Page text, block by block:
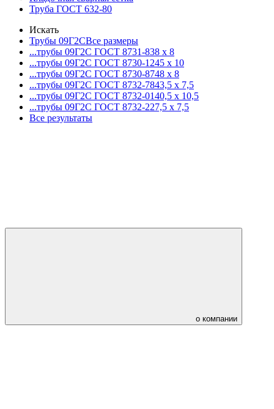
Труба ГОСТ 632-80
Искать
Трубы 09Г2СВсе размеры
...трубы 09Г2С ГОСТ 8731-838 x 8
...трубы 09Г2С ГОСТ 8730-1245 x 10
...трубы 09Г2С ГОСТ 8730-8748 x 8
...трубы 09Г2С ГОСТ 8732-7843,5 x 7,5
...трубы 09Г2С ГОСТ 8732-0140,5 x 10,5
...трубы 09Г2С ГОСТ 8732-227,5 x 7,5
Все результаты
о компании